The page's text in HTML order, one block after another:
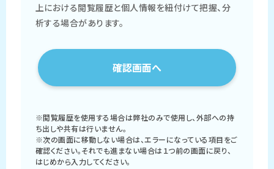
上における閲覧履歴と個人情報を紐付けて把握、分
析する場合があります。
※閲覧履歴を使用する場合は弊社のみで使用し、外部への持
ち出しや共有は行いません。
※次の画面に移動しない場合は、エラーになっている項目をご
確認ください。それでも進まない場合は１つ前の画面に戻り、
はじめから入力してください。